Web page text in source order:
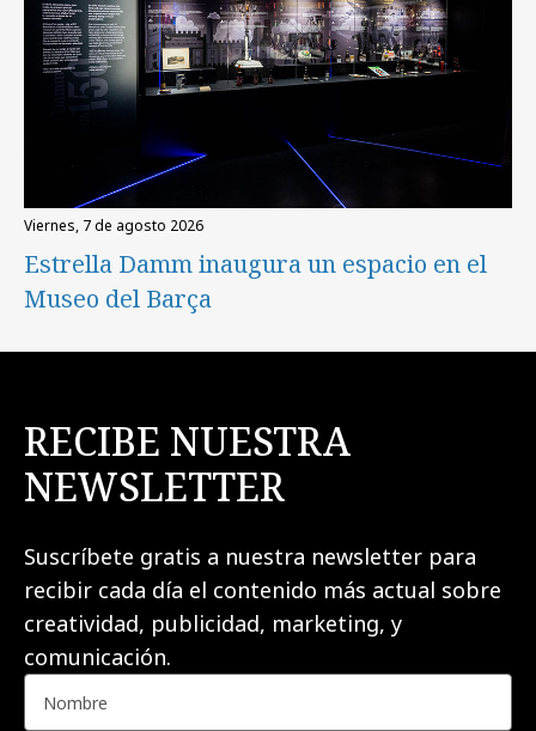
viernes, 7 de agosto 2026
Estrella Damm inaugura un espacio en el
Museo del Barça
RECIBE NUESTRA
NEWSLETTER
Suscríbete gratis a nuestra newsletter para
recibir cada día el contenido más actual sobre
creatividad, publicidad, marketing, y
comunicación.